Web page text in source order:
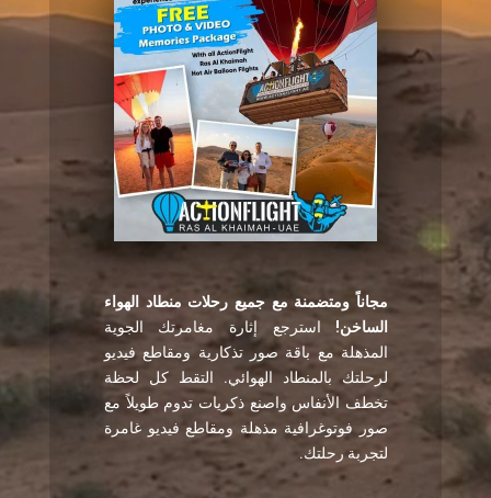
مجاناً ومتضمنة مع جميع رحلات منطاد الهواء
الساخن! استرجع إثارة مغامرتك الجوية
المذهلة مع باقة صور تذكارية ومقاطع فيديو
لرحلتك بالمنطاد الهوائي. التقط كل لحظة
تخطف الأنفاس واصنع ذكريات تدوم طويلاً مع
صور فوتوغرافية مذهلة ومقاطع فيديو غامرة
لتجربة رحلتك.